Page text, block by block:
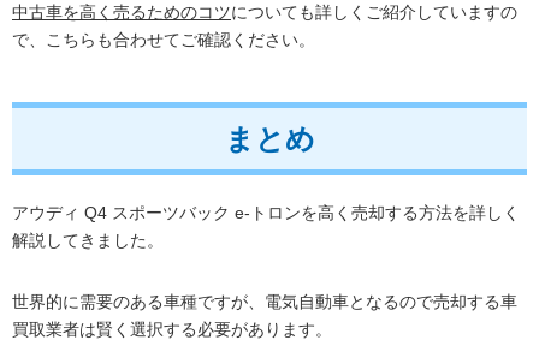
中古車を高く売るためのコツについても詳しくご紹介していますの
で、こちらも合わせてご確認ください。
まとめ
アウディ Q4 スポーツバック e-トロンを高く売却する方法を詳しく
解説してきました。
世界的に需要のある車種ですが、電気自動車となるので売却する車
買取業者は賢く選択する必要があります。